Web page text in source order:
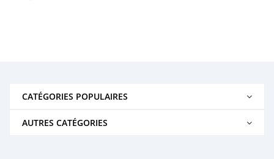
CATÉGORIES POPULAIRES
AUTRES CATÉGORIES